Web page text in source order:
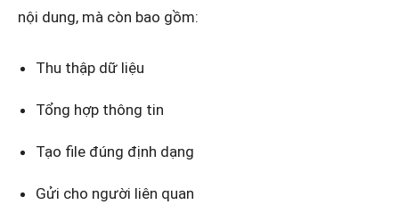
nội dung, mà còn bao gồm:
Thu thập dữ liệu
Tổng hợp thông tin
Tạo file đúng định dạng
Gửi cho người liên quan